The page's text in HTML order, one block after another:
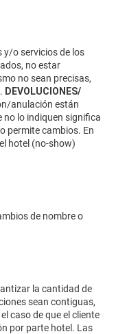
y/o servicios de los
no estar
no sean precisas,
DEVOLUCIONES/
anulación están
no lo indiquen significa
permite cambios. En
hotel (no-show)
de nombre o
la cantidad de
sean contiguas,
caso de que el cliente
por parte hotel. Las